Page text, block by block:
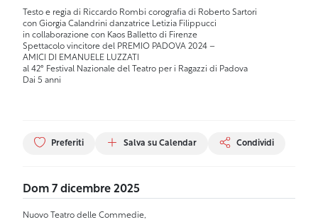
Testo e regia di Riccardo Rombi corografia di Roberto Sartori
con Giorgia Calandrini danzatrice Letizia Filippucci
in collaborazione con Kaos Balletto di Firenze
Spettacolo vincitore del PREMIO PADOVA 2024 –
AMICI DI EMANUELE LUZZATI
al 42° Festival Nazionale del Teatro per i Ragazzi di Padova
Dai 5 anni
Preferiti Salva su Calendar Condividi
Dom 7 dicembre 2025
Nuovo Teatro delle Commedie,